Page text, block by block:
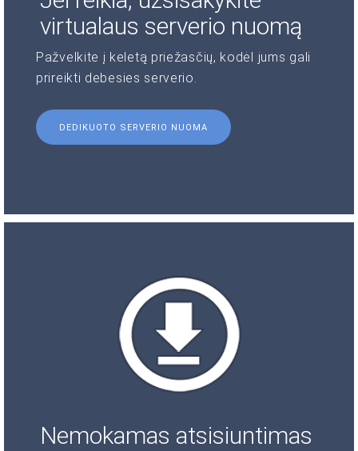
virtualaus serverio nuomą
Pažvelkite į keletą priežasčių, kodėl jums gali
prireikti debesies serverio.
DEDIKUOTO SERVERIO NUOMA
Nemokamas atsisiuntimas